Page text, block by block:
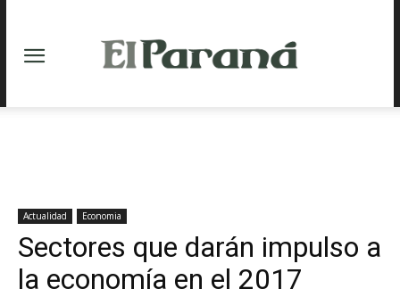
Actualidad Economia
Sectores que darán impulso a
la economía en el 2017